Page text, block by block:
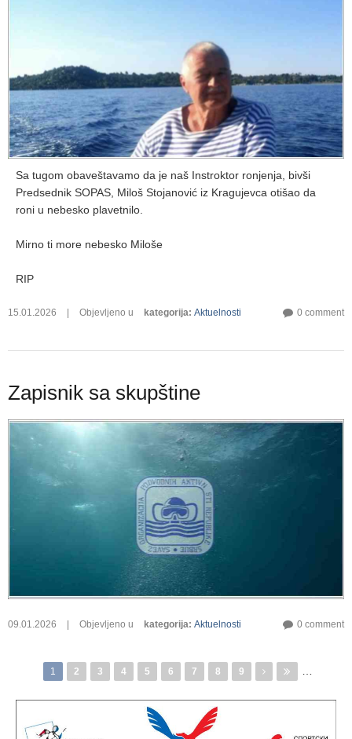
Sa tugom obaveštavamo da je naš Instroktor ronjenja, bivši
Predsednik SOPAS, Miloš Stojanović iz Kragujevca otišao da
roni u nebesko plavetnilo.
Mirno ti more nebesko Miloše
RIP
15.01.2026 Objevljeno u kategorija: Aktuelnosti 0 comment
Zapisnik sa skupštine
09.01.2026 | Objevljeno u kategorija: Aktuelnosti 0 comment
Pages
1 2 3 4 5 6 7 8 9